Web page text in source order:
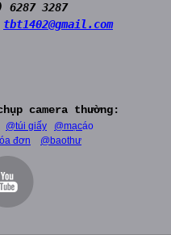
6287 3287
tbt1402@gmail.com
camera thường:
@túi giấy @mạcáo
đơn @baothư